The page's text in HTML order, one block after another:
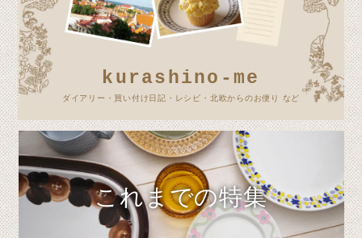
kurashino-me
ダイアリー・買い付け日記・レシピ・北欧からのお便り など
これまでの特集